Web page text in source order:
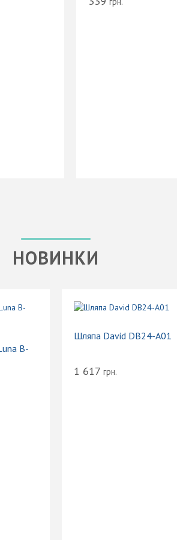
НОВИНКИ
B-
Шляпа David DB24-A01
1 617 грн.